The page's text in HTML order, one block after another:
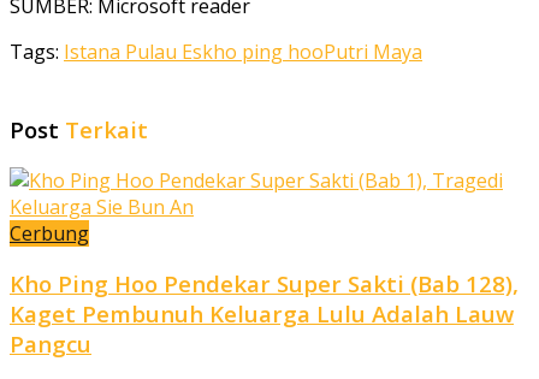
SUMBER: Microsoft reader
Tags: Istana Pulau Eskho ping hooPutri Maya
Post Terkait
Cerbung
Kho Ping Hoo Pendekar Super Sakti (Bab 128),
Kaget Pembunuh Keluarga Lulu Adalah Lauw
Pangcu